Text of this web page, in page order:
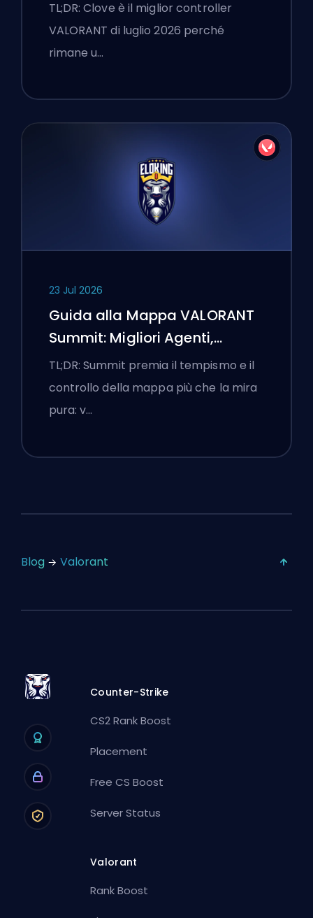
TL;DR: Clove è il miglior controller
VALORANT di luglio 2026 perché
rimane u…
23 Jul 2026
Guida alla Mappa VALORANT
Summit: Migliori Agenti,
Chiamate e Fumogeni
TL;DR: Summit premia il tempismo e il
controllo della mappa più che la mira
pura: v…
Blog Valorant
Counter-Strike
CS2 Rank Boost
Placement
Free CS Boost
Server Status
Valorant
Rank Boost